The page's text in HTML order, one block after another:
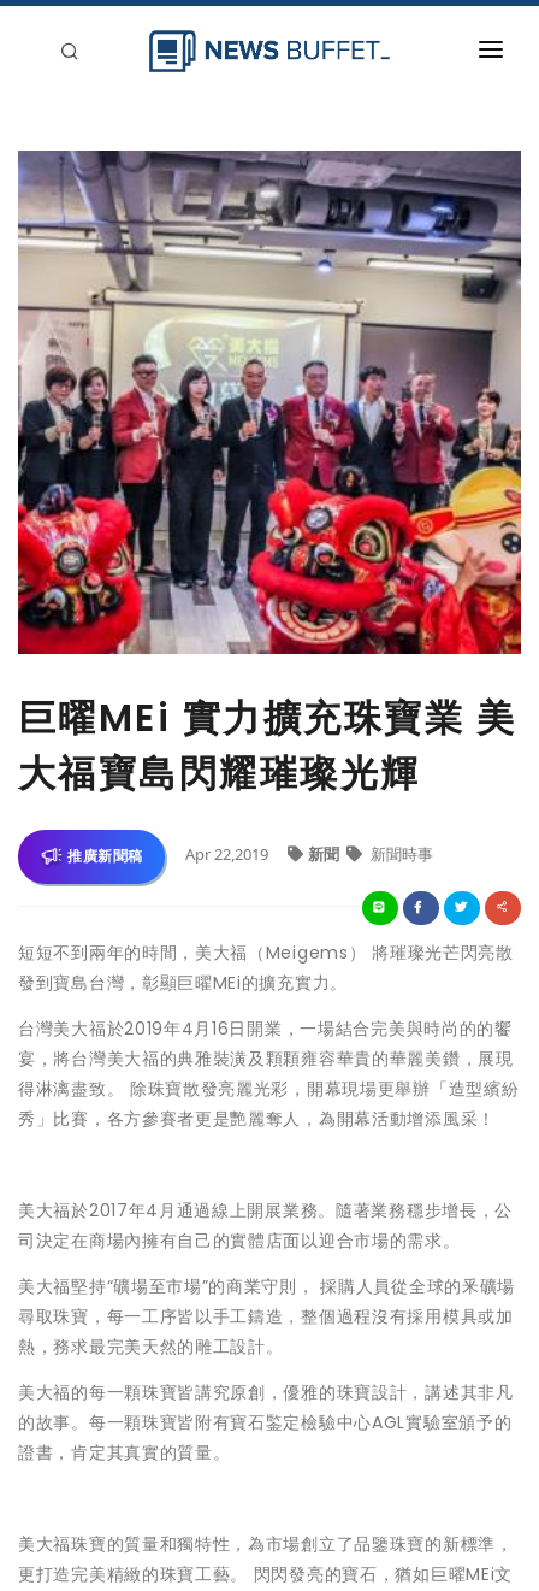
新聞稿分類
登入
刊登
巨曜MEi 實力擴充珠寶業 美
大福寶島閃耀璀璨光輝
推廣新聞稿 Apr 22,2019 新聞 新聞時事
短短不到兩年的時間，美大福（Meigems） 將璀璨光芒閃亮散
發到寶島台灣，彰顯巨曜MEi的擴充實力。
台灣美大福於2019年4月16日開業，一場結合完美與時尚的的饗
宴，將台灣美大福的典雅裝潢及顆顆雍容華貴的華麗美鑽，展現
得淋漓盡致。 除珠寶散發亮麗光彩，開幕現場更舉辦「造型繽紛
秀」比賽，各方參賽者更是艷麗奪人，為開幕活動增添風采！
美大福於2017年4月通過線上開展業務。隨著業務穩步增長，公
司決定在商場內擁有自己的實體店面以迎合市場的需求。
美大福堅持“礦場至市場”的商業守則， 採購人員從全球的釆礦場
尋取珠寶，每一工序皆以手工鑄造，整個過程沒有採用模具或加
熱，務求最完美天然的雕工設計。
美大福的每一顆珠寶皆講究原創，優雅的珠寶設計，講述其非凡
的故事。每一顆珠寶皆附有寶石鍳定檢驗中心AGL實驗室頒予的
證書，肯定其真實的質量。
美大福珠寶的質量和獨特性，為市場創立了品鑒珠寶的新標準，
更打造完美精緻的珠寶工藝。 閃閃發亮的寶石，猶如巨曜MEi文